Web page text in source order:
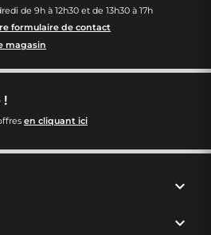
de 9h à 12h30 et de 13h30 à 17h
formulaire de contact
magasin
!
en cliquant ici

